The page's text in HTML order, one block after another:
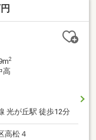
2
高
光が丘駅 徒歩12分
高松４